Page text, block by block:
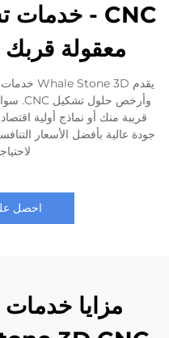
معقولة قربك
جودة عالية بأفضل الأسعار
احصل